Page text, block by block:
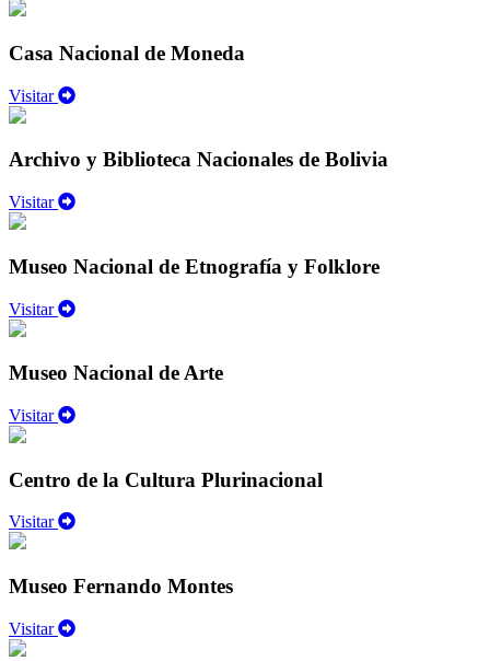
Casa Nacional de Moneda
Visitar
Archivo y Biblioteca Nacionales de Bolivia
Visitar
Museo Nacional de Etnografía y Folklore
Visitar
Museo Nacional de Arte
Visitar
Centro de la Cultura Plurinacional
Visitar
Museo Fernando Montes
Visitar